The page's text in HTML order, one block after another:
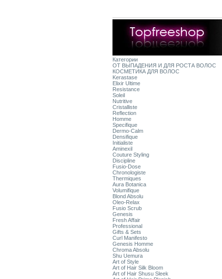
Категории
ОТ ВЫПАДЕНИЯ И ДЛЯ РОСТА ВОЛОС
КОСМЕТИКА ДЛЯ ВОЛОС
Kerastase
Elixir Ultime
Resistance
Soleil
Nutritive
Cristalliste
Reflection
Homme
Specifique
Dermo-Calm
Densifique
Initialiste
Aminexil
Couture Styling
Discipline
Fusio-Dose
Chronologiste
Thermiques
Aura Botanica
Volumifique
Blond Absolu
Oleo-Relax
Fusio Scrub
Genesis
Fresh Affair
Professional
Gifts & Sets
Curl Manifesto
Genesis Homme
Chroma Absolu
Shu Uemura
Art of Style
Art of Hair Silk Bloom
Art of Hair Shusu Sleek